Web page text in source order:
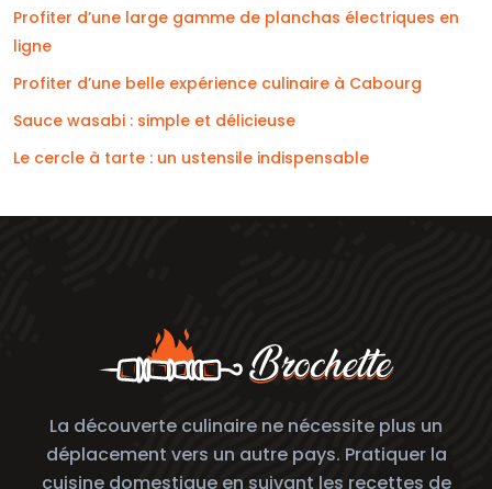
Profiter d’une large gamme de planchas électriques en
ligne
Profiter d’une belle expérience culinaire à Cabourg
Sauce wasabi : simple et délicieuse
Le cercle à tarte : un ustensile indispensable
La découverte culinaire ne nécessite plus un
déplacement vers un autre pays. Pratiquer la
cuisine domestique en suivant les recettes de